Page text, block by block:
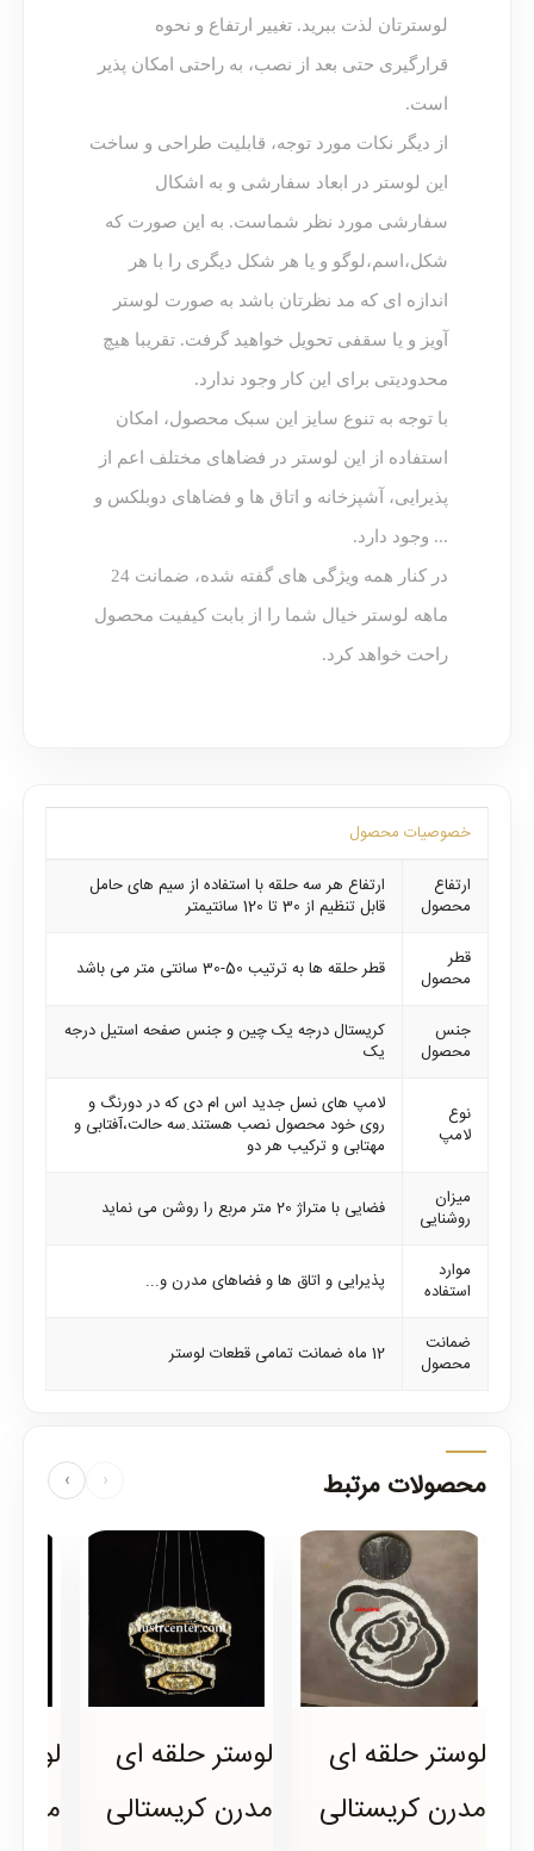
لوسترتان لذت ببرید. تغییر ارتفاع و نحوه
قرارگیری حتی بعد از نصب، به راحتی امکان پذیر
است.
از دیگر نکات مورد توجه، قابلیت طراحی و ساخت
این لوستر در ابعاد سفارشی و به اشکال
سفارشی مورد نظر شماست. به این صورت که
شکل،اسم،لوگو و یا هر شکل دیگری را با هر
اندازه ای که مد نظرتان باشد به صورت لوستر
آویز و یا سقفی تحویل خواهید گرفت. تقریبا هیچ
محدودیتی برای این کار وجود ندارد.
با توجه به تنوع سایز این سبک محصول، امکان
استفاده از این لوستر در فضاهای مختلف اعم از
پذیرایی، آشپزخانه و اتاق ها و فضاهای دوبلکس و
... وجود دارد.
در کنار همه ویژگی های گفته شده، ضمانت 24
ماهه لوستر خیال شما را از بابت کیفیت محصول
راحت خواهد کرد.
خصوصیات محصول
ارتفاع
محصول
ارتفاع هر سه حلقه با استفاده از سیم های حامل
قابل تنظیم از 30 تا 120 سانتیمتر
قطر
محصول
قطر حلقه ها به ترتیب 50-30 سانتی متر می باشد
جنس
محصول
کریستال درجه یک چین و جنس صفحه استیل درجه
یک
نوع
لامپ
لامپ های نسل جدید اس ام دی که در دورنگ و
روی خود محصول نصب هستند.سه حالت،آفتابی و
مهتابی و ترکیب هر دو
میزان
روشنایی
فضایی با متراژ 20 متر مربع را روشن می نماید
موارد
استفاده
پذیرایی و اتاق ها و فضاهای مدرن و...
ضمانت
محصول
12 ماه ضمانت تمامی قطعات لوستر
محصولات مرتبط ‹
›
لوستر حلقه ای
مدرن کریستالی
لوستر حلقه ای
مدرن کریستالی